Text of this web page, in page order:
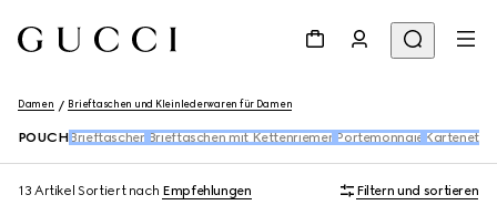
Damen Brieftaschen und Kleinlederwaren für Damen
POUCH Brieftaschen Brieftaschen mit Kettenriemen Portemonnaie Kartenetuis
13 Artikel Sortiert nach Empfehlungen Filtern und sortieren